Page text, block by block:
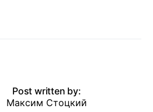
Post written by:
Максим Стоцкий